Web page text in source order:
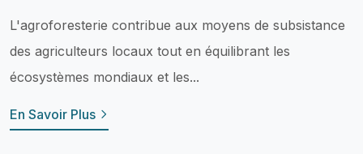
L'agroforesterie contribue aux moyens de subsistance
des agriculteurs locaux tout en équilibrant les
écosystèmes mondiaux et les...
En Savoir Plus